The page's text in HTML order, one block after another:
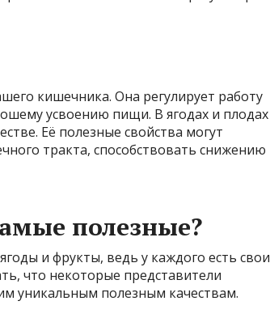
кишечника. Она регулирует работу
усвоению пищи. В ягодах и плодах
Её полезные свойства могут
тракта, способствовать снижению
полезные?
и фрукты, ведь у каждого есть свои
что некоторые представители
уникальным полезным качествам.